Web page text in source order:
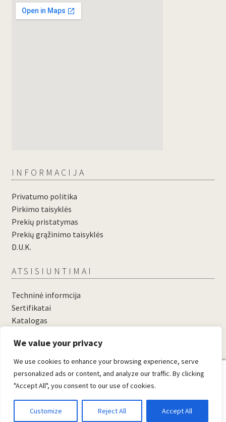
We value your privacy
We use cookies to enhance your browsing experience, serve
personalized ads or content, and analyze our traffic. By clicking
"Accept All", you consent to our use of cookies.
Customize Reject All Accept All
INFORMACIJA
Privatumo politika
Pirkimo taisyklės
Prekių pristatymas
Prekių grąžinimo taisyklės
D.U.K.
ATSISIUNTIMAI
Techninė informcija
Sertifikatai
Katalogas
....
© Domosta.lt 2026
Sukūrė WooCommerce.
0